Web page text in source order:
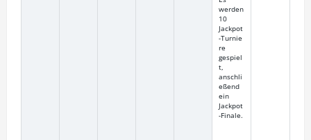
werden
10
Jackpot
‑Turnie
re
gespiel
t,
anschli
eßend
ein
Jackpot
‑Finale.